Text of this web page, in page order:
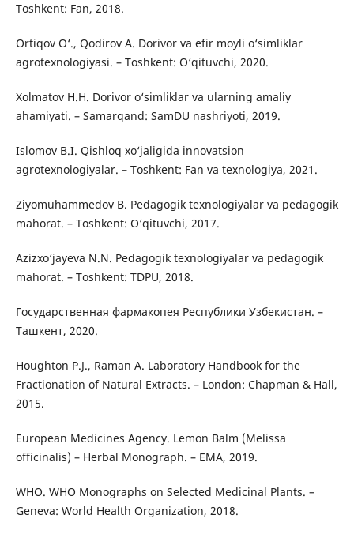
Toshkent: Fan, 2018.
Ortiqov O‘., Qodirov A. Dorivor va efir moyli o‘simliklar
agrotexnologiyasi. – Toshkent: O‘qituvchi, 2020.
Xolmatov H.H. Dorivor o‘simliklar va ularning amaliy
ahamiyati. – Samarqand: SamDU nashriyoti, 2019.
Islomov B.I. Qishloq xo‘jaligida innovatsion
agrotexnologiyalar. – Toshkent: Fan va texnologiya, 2021.
Ziyomuhammedov B. Pedagogik texnologiyalar va pedagogik
mahorat. – Toshkent: O‘qituvchi, 2017.
Azizxo‘jayeva N.N. Pedagogik texnologiyalar va pedagogik
mahorat. – Toshkent: TDPU, 2018.
Государственная фармакопея Республики Узбекистан. –
Ташкент, 2020.
Houghton P.J., Raman A. Laboratory Handbook for the
Fractionation of Natural Extracts. – London: Chapman & Hall,
2015.
European Medicines Agency. Lemon Balm (Melissa
officinalis) – Herbal Monograph. – EMA, 2019.
WHO. WHO Monographs on Selected Medicinal Plants. –
Geneva: World Health Organization, 2018.